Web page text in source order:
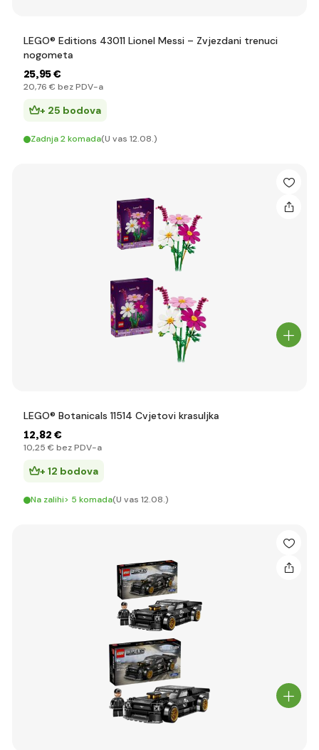
LEGO® Editions 43011 Lionel Messi – Zvjezdani trenuci
nogometa
25,95 €
20,76 € bez PDV-a
+ 25 bodova
Zadnja 2 komada(U vas 12.08.)
LEGO® Botanicals 11514 Cvjetovi krasuljka
12,82 €
10,25 € bez PDV-a
+ 12 bodova
Na zalihi> 5 komada(U vas 12.08.)